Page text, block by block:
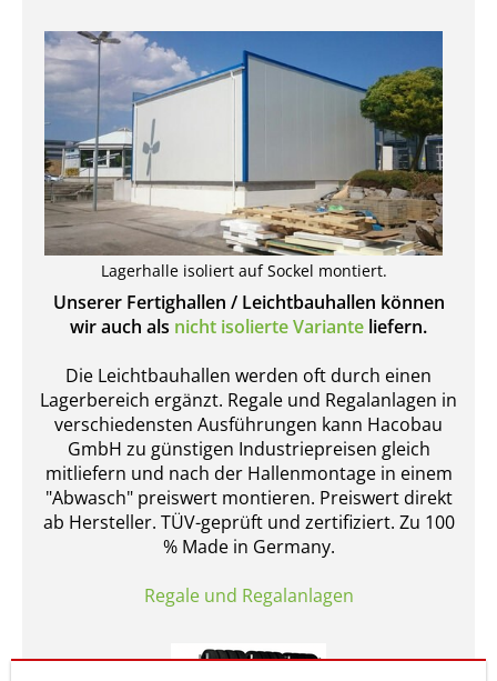
Lagerhalle isoliert auf Sockel montiert.
Unserer Fertighallen / Leichtbauhallen können
wir auch als nicht isolierte Variante liefern.
Die Leichtbauhallen werden oft durch einen
Lagerbereich ergänzt. Regale und Regalanlagen in
verschiedensten Ausführungen kann Hacobau
GmbH zu günstigen Industriepreisen gleich
mitliefern und nach der Hallenmontage in einem
"Abwasch" preiswert montieren. Preiswert direkt
ab Hersteller. TÜV-geprüft und zertifiziert. Zu 100
% Made in Germany.
Regale und Regalanlagen